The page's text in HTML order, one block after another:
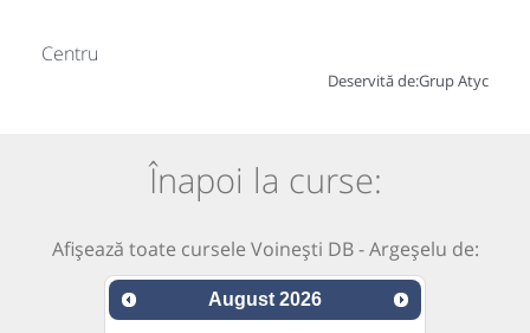
Centru
Deservită de:Grup Atyc
Înapoi la curse:
Afișează toate cursele Voinești DB - Argeșelu de:
August 2026